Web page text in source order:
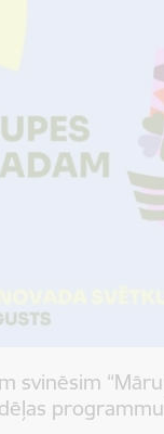
svinēsim
programmu